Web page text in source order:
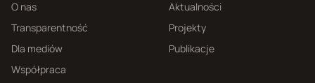
O nas
Transparentność
Dla mediów
Współpraca
Aktualności
Projekty
Publikacje